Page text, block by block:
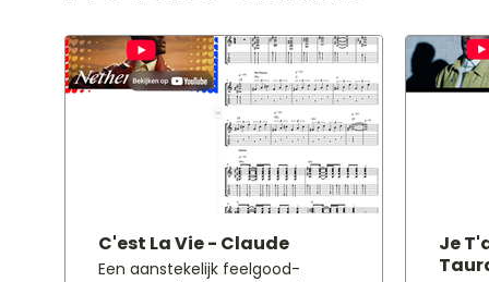
C'est La Vie - Claude
Een aanstekelijk feelgood-
Je